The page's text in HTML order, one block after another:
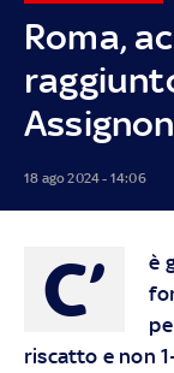
Roma,
Assignon
18 ago 2024 - 14:06
C’
è
riscatto e non